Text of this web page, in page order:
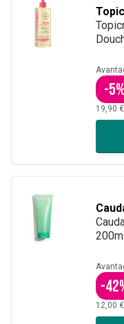
-5
19,90
-42
12,00